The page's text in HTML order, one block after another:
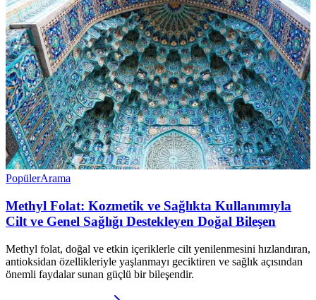
PopülerArama
Methyl Folat: Kozmetik ve Sağlıkta Kullanımıyla
Cilt ve Genel Sağlığı Destekleyen Doğal Bileşen
Methyl folat, doğal ve etkin içeriklerle cilt yenilenmesini hızlandıran,
antioksidan özellikleriyle yaşlanmayı geciktiren ve sağlık açısından
önemli faydalar sunan güçlü bir bileşendir.